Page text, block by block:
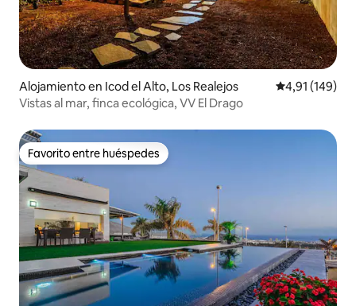
Alojamiento en Icod el Alto, Los Realejos Calificación
4,91 (149)
Vistas al mar, finca ecológica, VV El Drago
Favorito entre huéspedes
Favorito entre huéspedes